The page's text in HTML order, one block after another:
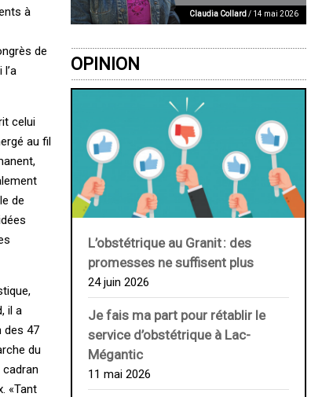
à
de
celui
au fil
de
il a
des 47
du
cadran
«Tant
Claudia Collard/ 14 mai 2026
OPINION
L’obstétrique au ­Granit : des
promesses ne suffisent plus
24 juin 2026
Je fais ma part pour rétablir le
service d’obstétrique à Lac-
Mégantic
11 mai 2026